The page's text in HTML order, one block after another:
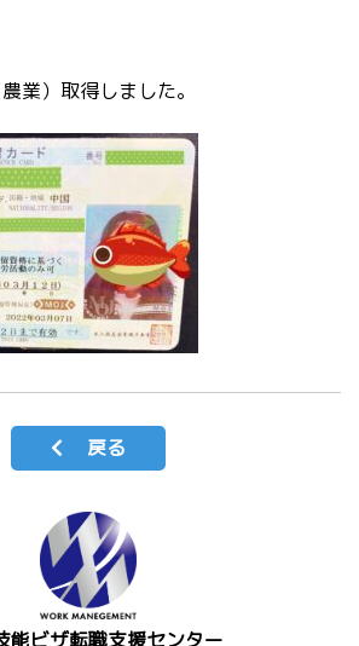
業）取得しました。
戻る
能ビザ転職支援センター